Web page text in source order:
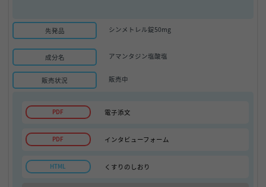
先発品 シンメトレル錠50mg
成分名 アマンタジン塩酸塩
販売状況 販売中
電子添文
インタビューフォーム
くすりのしおり